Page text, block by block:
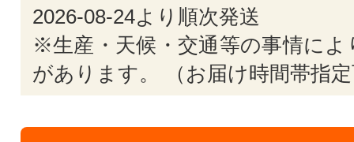
2026-08-24より順次発送
※生産・天候・交通等の事情によ
があります。 （お届け時間帯指